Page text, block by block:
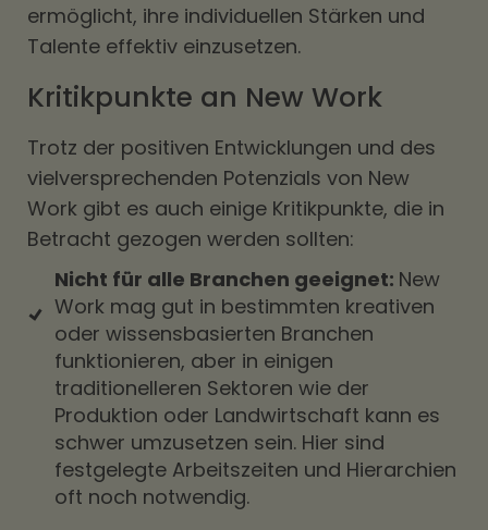
ermöglicht, ihre individuellen Stärken und
Talente effektiv einzusetzen.
Kritikpunkte an New Work
Trotz der positiven Entwicklungen und des
vielversprechenden Potenzials von New
Work gibt es auch einige Kritikpunkte, die in
Betracht gezogen werden sollten:
Nicht für alle Branchen geeignet: New
Work mag gut in bestimmten kreativen
oder wissensbasierten Branchen
funktionieren, aber in einigen
traditionelleren Sektoren wie der
Produktion oder Landwirtschaft kann es
schwer umzusetzen sein. Hier sind
festgelegte Arbeitszeiten und Hierarchien
oft noch notwendig.